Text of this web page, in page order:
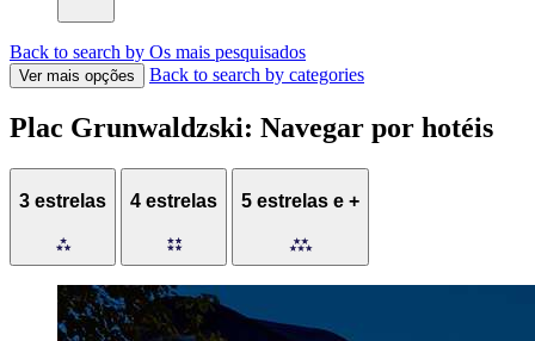
Back to search by Os mais pesquisados
Ver mais opções Back to search by categories
Plac Grunwaldzski: Navegar por hotéis
3 estrelas 4 estrelas 5 estrelas e +